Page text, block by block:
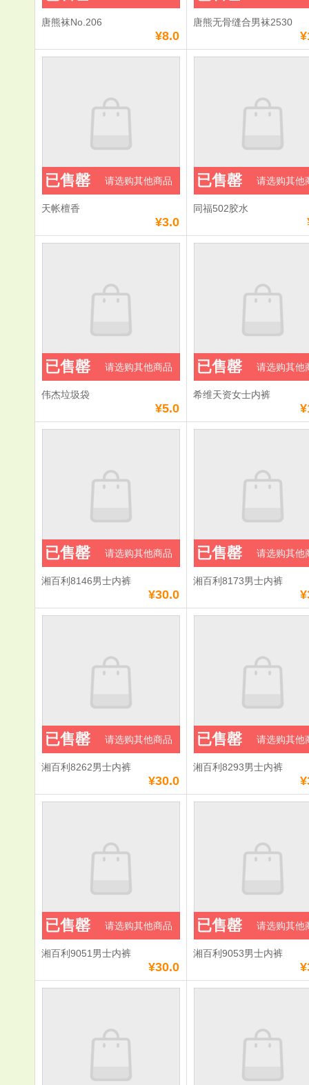
唐熊袜No.206
¥8.0
唐熊无骨缝合男袜2530
天帐檀香
¥3.0
已售罄 请选购其他商品
同福502胶水
已售罄 请选购其他
伟杰垃圾袋
¥5.0
已售罄 请选购其他商品
希维天资女士内裤
已售罄 请选购其他
湘百利8146男士内裤
¥30.0
已售罄 请选购其他商品
湘百利8173男士内裤
已售罄 请选购其他
湘百利8262男士内裤
¥30.0
已售罄 请选购其他商品
湘百利8293男士内裤
已售罄 请选购其他
湘百利9051男士内裤
¥30.0
已售罄 请选购其他商品
湘百利9053男士内裤
已售罄 请选购其他